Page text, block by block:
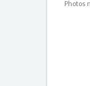
Photos